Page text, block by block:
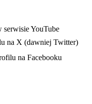
serwisie YouTube
na X (dawniej Twitter)
na Facebooku